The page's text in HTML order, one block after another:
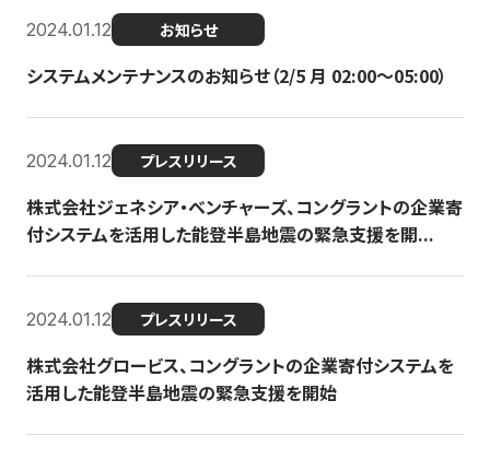
2024.01.12 お知らせ
システムメンテナンスのお知らせ（2/5 月 02:00〜05:00）
2024.01.12 プレスリリース
株式会社ジェネシア・ベンチャーズ、コングラントの企業寄
付システムを活用した能登半島地震の緊急支援を開...
2024.01.12 プレスリリース
株式会社グロービス、コングラントの企業寄付システムを
活用した能登半島地震の緊急支援を開始